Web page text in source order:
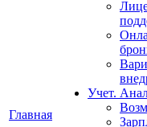
Главная
Учет.